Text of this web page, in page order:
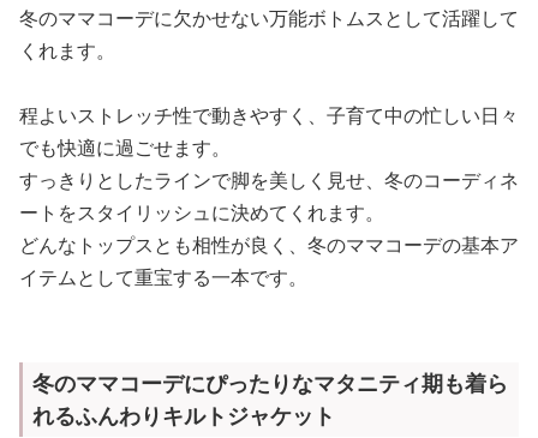
冬のママコーデに欠かせない万能ボトムスとして活躍して
くれます。
程よいストレッチ性で動きやすく、子育て中の忙しい日々
でも快適に過ごせます。
すっきりとしたラインで脚を美しく見せ、冬のコーディネ
ートをスタイリッシュに決めてくれます。
どんなトップスとも相性が良く、冬のママコーデの基本ア
イテムとして重宝する一本です。
冬のママコーデにぴったりなマタニティ期も着ら
れるふんわりキルトジャケット